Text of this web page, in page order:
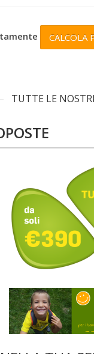
CALCOLA
TUTTE LE